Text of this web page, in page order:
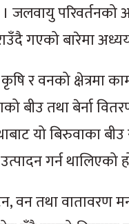
जलवायु
गएको बारेमा
र वनको
बीउ तथा बेर्ना
यो बिरुवाका
गर्न थालिएको
वन तथा वातावरण